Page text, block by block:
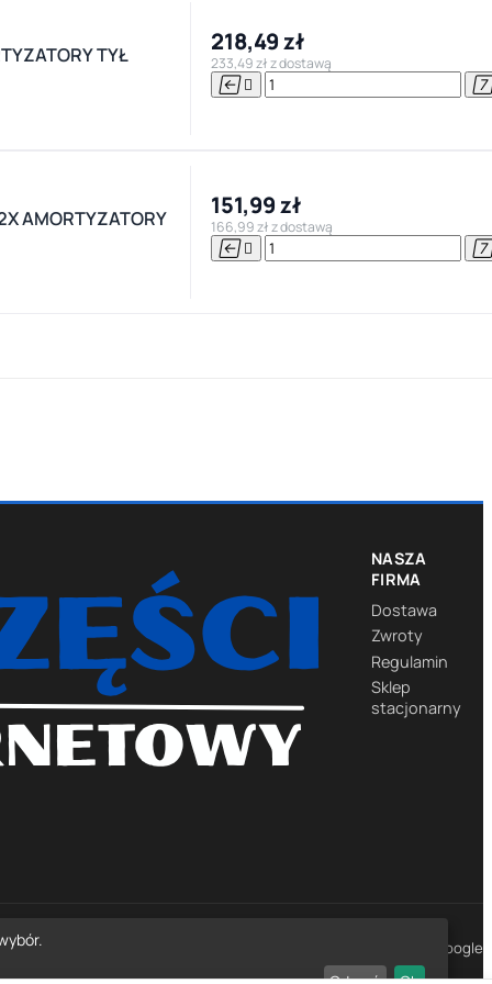
TYŁ
218,49 zł
233,49 zł z dostawą
 
AMORTYZATORY
151,99 zł
166,99 zł z dostawą
 
NASZA
FIRMA
Dostawa
Zwroty
Regulamin
Sklep
stacjonarny
· 1452 opinie Google